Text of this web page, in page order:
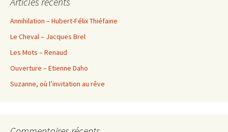
Annihilation – Hubert-Félix Thiéfaine
Le Cheval – Jacques Brel
Les Mots – Renaud
Ouverture – Etienne Daho
Suzanne, où l’invitation au rêve